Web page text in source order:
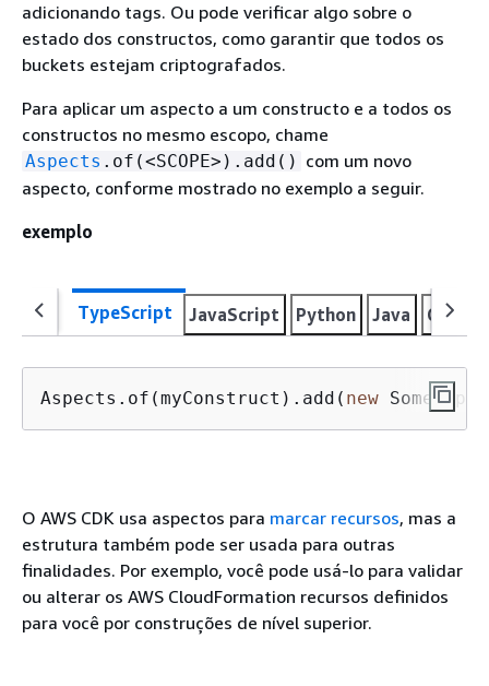
adicionando tags. Ou pode verificar algo sobre o
estado dos constructos, como garantir que todos os
buckets estejam criptografados.
Para aplicar um aspecto a um constructo e a todos os
constructos no mesmo escopo, chame
Aspects .of(<SCOPE>).add() com um novo
aspecto, conforme mostrado no exemplo a seguir.
exemplo
TypeScript JavaScript Python Java C#
Aspects.of(myConstruct).add( new
O AWS CDK usa aspectos para marcar recursos, mas a
estrutura também pode ser usada para outras
finalidades. Por exemplo, você pode usá-lo para validar
ou alterar os AWS CloudFormation recursos definidos
para você por construções de nível superior.